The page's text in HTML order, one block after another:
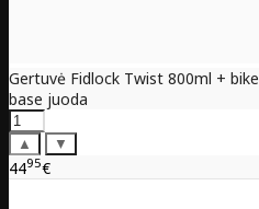
Gertuvė Fidlock Twist 800ml + bike
base juoda
▲ ▼
4495€